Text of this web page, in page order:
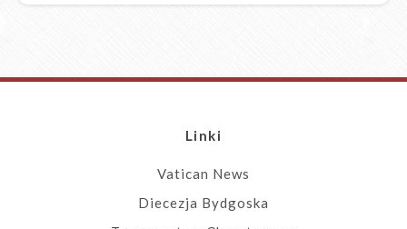
Linki
Vatican News
Diecezja Bydgoska